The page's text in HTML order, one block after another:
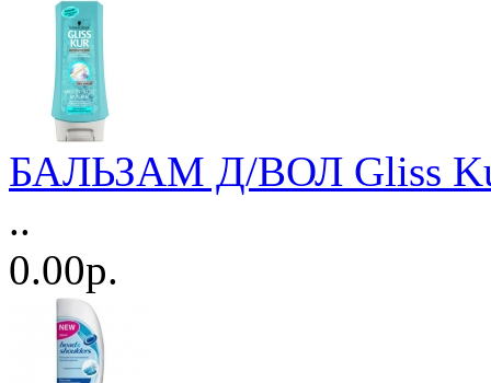
БАЛЬЗАМ Д/ВОЛ Gliss
..
0.00р.